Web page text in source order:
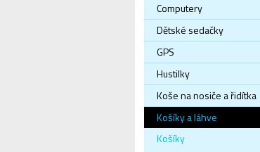
Computery
Dětské sedačky
GPS
Hustilky
Koše na nosiče a řidítka
Košíky a láhve
Košíky